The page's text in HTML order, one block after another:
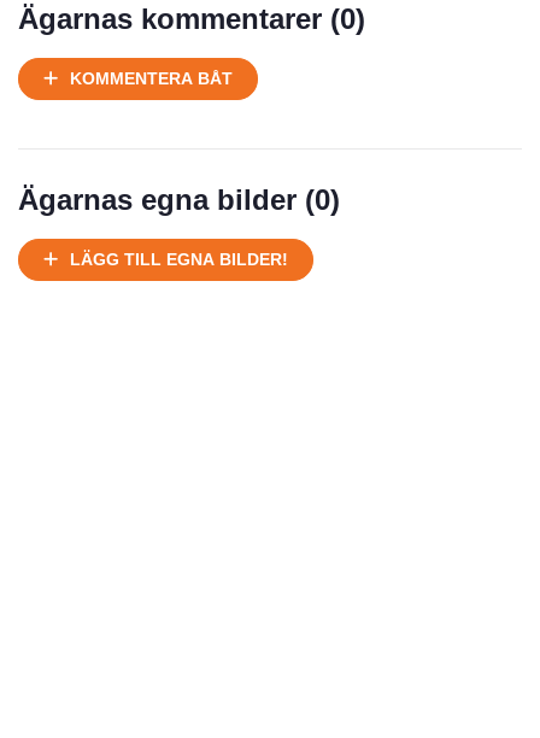
Ägarnas kommentarer (0)
KOMMENTERA BÅT
Ägarnas egna bilder (0)
LÄGG TILL EGNA BILDER!